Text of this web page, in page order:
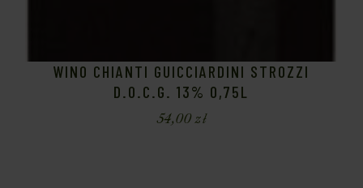
WINO CHIANTI GUICCIARDINI STROZZI
D.O.C.G. 13% 0,75L
54,00zł